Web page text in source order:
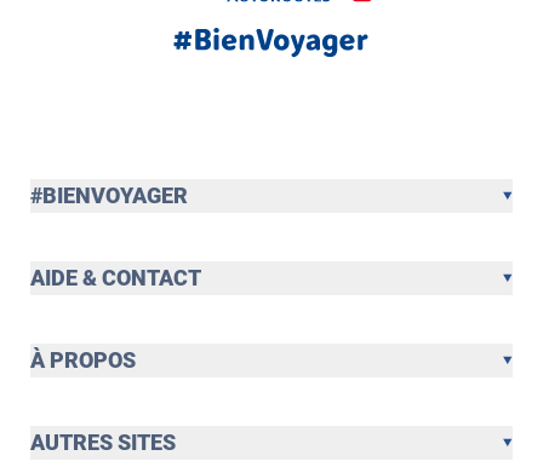
#BIENVOYAGER
AIDE & CONTACT
À PROPOS
AUTRES SITES